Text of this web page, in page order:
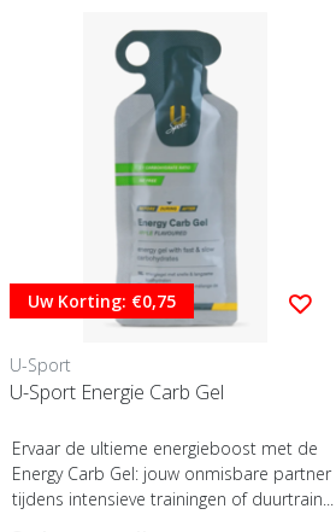
Uw Korting: €0,75
U-Sport
U-Sport Energie Carb Gel
Ervaar de ultieme energieboost met de
Energy Carb Gel: jouw onmisbare partner
tijdens intensieve trainingen of duurtrain...